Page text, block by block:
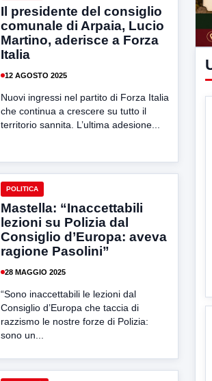
Il presidente del consiglio
comunale di Arpaia, Lucio
Martino, aderisce a Forza
Italia
12 AGOSTO 2025
Nuovi ingressi nel partito di Forza Italia
che continua a crescere su tutto il
territorio sannita. L’ultima adesione...
POLITICA
Mastella: “Inaccettabili
lezioni su Polizia dal
Consiglio d’Europa: aveva
ragione Pasolini”
28 MAGGIO 2025
“Sono inaccettabili le lezioni dal
Consiglio d’Europa che taccia di
razzismo le nostre forze di Polizia:
sono un...